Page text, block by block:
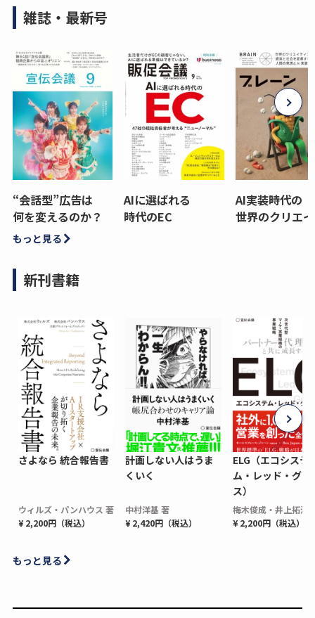
雑誌・最新号
“会話型”広告は
何を変えるのか？
AIに選ばれる
時代のEC
AI実装時代の
世界のクリエ
もっと見る
新刊書籍
さよなら 統合報告書
ウィルズ・パンハウス 著
¥ 2,200円（税込）
計画しない人はうま
くいく
中村洋基 著
¥ 2,420円（税込）
ELG（エコシステ
ム・レッド・グロ
ス）
梅木俊成・井上拓海
¥ 2,200円（税込）
もっと見る